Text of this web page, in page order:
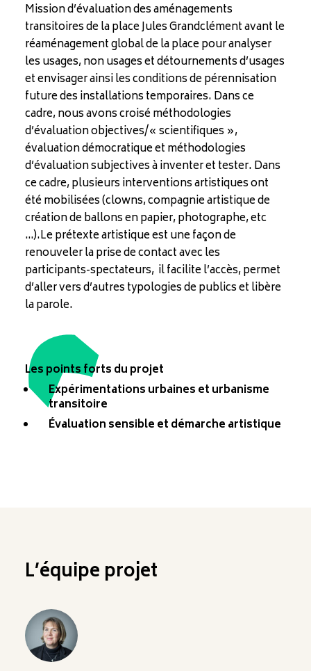
Mission d’évaluation des aménagements
transitoires de la place Jules Grandclément avant le
réaménagement global de la place pour analyser
les usages, non usages et détournements d’usages
et envisager ainsi les conditions de pérennisation
future des installations temporaires. Dans ce
cadre, nous avons croisé méthodologies
d’évaluation objectives/« scientifiques »,
évaluation démocratique et méthodologies
d’évaluation subjectives à inventer et tester. Dans
ce cadre, plusieurs interventions artistiques ont
été mobilisées (clowns, compagnie artistique de
création de ballons en papier, photographe, etc
…).Le prétexte artistique est une façon de
renouveler la prise de contact avec les
participants-spectateurs, il facilite l’accès, permet
d’aller vers d’autres typologies de publics et libère
la parole.
Les points forts du projet
Expérimentations urbaines et urbanisme
transitoire
Évaluation sensible et démarche artistique
L’équipe projet